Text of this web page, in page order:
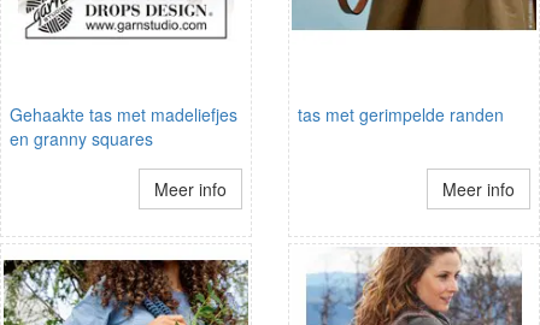
Gehaakte tas met madeliefjes
en granny squares
Meer info
tas met gerimpelde randen
Meer info